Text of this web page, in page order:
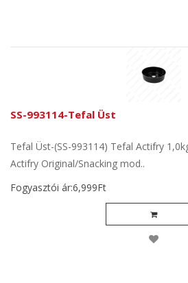
SS-993114-Tefal Üst
Tefal Üst-(SS-993114) Tefal Actifry
Actifry Original/Snacking mod..
Fogyasztói ár:6,999Ft